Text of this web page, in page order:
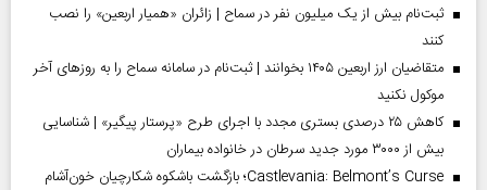
ثبت‌نام بیش از یک میلیون نفر در سماح | زائران «همیار اربعین» را نصب
کنند
متقاضیان ارز اربعین ۱۴۰۵ بخوانند | ثبت‌نام در سامانه سماح را به روز‌های آخر
موکول نکنید
کاهش ۲۵ درصدی بستری مجدد با اجرای طرح «پرستار پیگیر» | شناسایی
بیش از ۳۰۰۰ مورد جدید سرطان در خانواده بیماران
Castlevania: Belmont’s Curse؛ بازگشت باشکوه شکارچیان خون‌آشام